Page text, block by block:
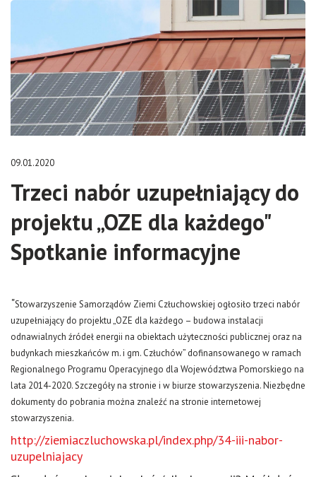
09.01.2020
Trzeci nabór uzupełniający do
projektu „OZE dla każdego"
Spotkanie informacyjne
"Stowarzyszenie Samorządów Ziemi Człuchowskiej ogłosiło trzeci nabór
uzupełniający do projektu „OZE dla każdego – budowa instalacji
odnawialnych źródeł energii na obiektach użyteczności publicznej oraz na
budynkach mieszkańców m. i gm. Człuchów” dofinansowanego w ramach
Regionalnego Programu Operacyjnego dla Województwa Pomorskiego na
lata 2014-2020. Szczegóły na stronie i w biurze stowarzyszenia. Niezbędne
dokumenty do pobrania można znaleźć na stronie internetowej
stowarzyszenia.
http://ziemiaczluchowska.pl/index.php/34-iii-nabor-
uzupelniajacy